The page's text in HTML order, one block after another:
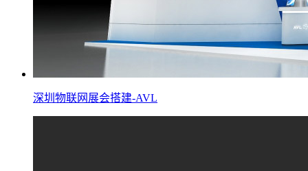
深圳物联网展会搭建-AVL